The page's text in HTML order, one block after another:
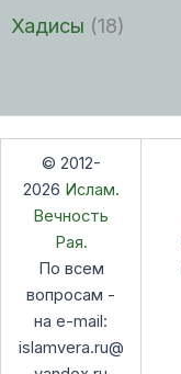
Хадисы (18)
© 2012-
2026 Ислам.
Вечность
Рая.
По всем
вопросам -
на e-mail:
islamvera.ru@